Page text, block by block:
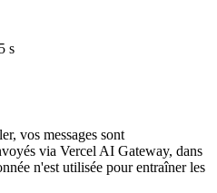
s
vos messages sont
via Vercel AI Gateway, dans
n'est utilisée pour entraîner les